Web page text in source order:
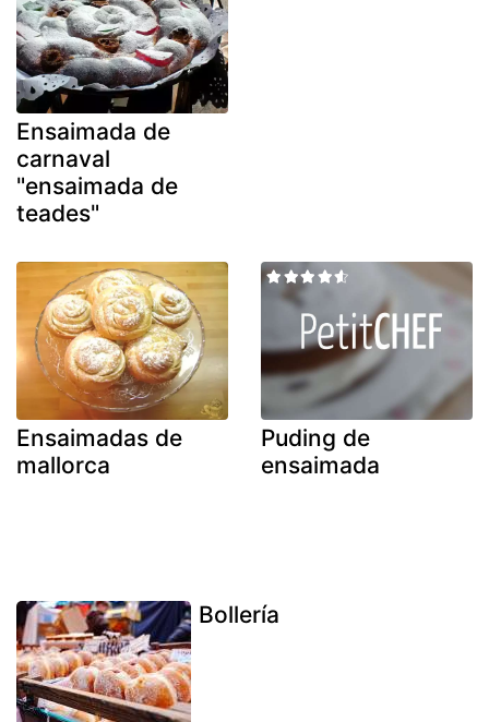
Ensaimada de
carnaval
"ensaimada de
teades"
Ensaimadas de
mallorca
Puding de
ensaimada
Bollería